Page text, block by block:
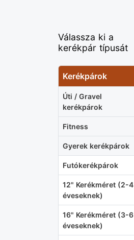
Válassza ki a
kerékpár típusát
Kerékpárok
Úti / Gravel
kerékpárok
Fitness
Gyerek kerékpárok
Futókerékpárok
12" Kerékméret (2-4
éveseknek)
16" Kerékméret (3-6
éveseknek)